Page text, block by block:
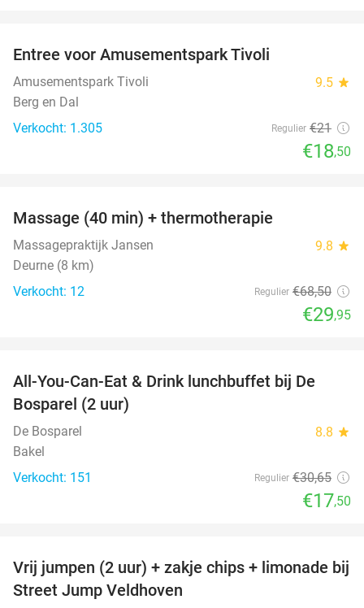
Entree voor Amusementspark Tivoli
Amusementspark Tivoli 9.5 star
Berg en Dal
Verkocht: 1.305
Regulier €21
€18,50
Massage (40 min) + thermotherapie
Massagepraktijk Jansen 9.8 star
Deurne (8 km)
Verkocht: 12
Regulier €68,50
€29,95
43%
All-You-Can-Eat & Drink lunchbuffet bij De
Bosparel (2 uur)
De Bosparel 8.8 star
Bakel
Verkocht: 151
Regulier €30,65
€17,50
50%
Vrij jumpen (2 uur) + zakje chips + limonade bij
Street Jump Veldhoven